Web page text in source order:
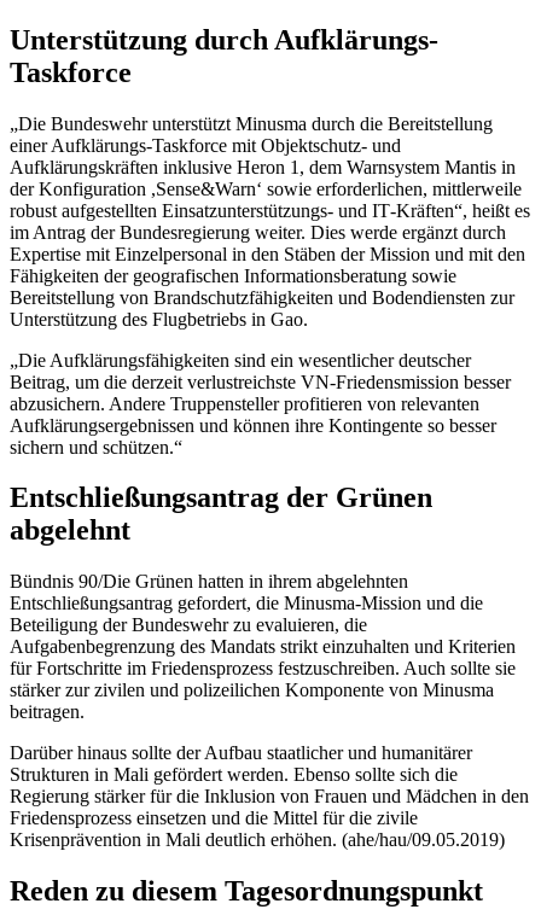
Unterstützung durch Aufklärungs-
Taskforce
„Die Bundeswehr unterstützt Minusma durch die Bereitstellung
einer Aufklärungs-Taskforce mit Objektschutz- und
Aufklärungskräften inklusive Heron 1, dem Warnsystem Mantis in
der Konfiguration ,Sense&Warn‘ sowie erforderlichen, mittlerweile
robust aufgestellten Einsatzunterstützungs- und IT-Kräften“, heißt es
im Antrag der Bundesregierung weiter. Dies werde ergänzt durch
Expertise mit Einzelpersonal in den Stäben der Mission und mit den
Fähigkeiten der geografischen Informationsberatung sowie
Bereitstellung von Brandschutzfähigkeiten und Bodendiensten zur
Unterstützung des Flugbetriebs in Gao.
„Die Aufklärungsfähigkeiten sind ein wesentlicher deutscher
Beitrag, um die derzeit verlustreichste VN-Friedensmission besser
abzusichern. Andere Truppensteller profitieren von relevanten
Aufklärungsergebnissen und können ihre Kontingente so besser
sichern und schützen.“
Entschließungsantrag der Grünen
abgelehnt
Bündnis 90/Die Grünen hatten in ihrem abgelehnten
Entschließungsantrag gefordert, die Minusma-Mission und die
Beteiligung der Bundeswehr zu evaluieren, die
Aufgabenbegrenzung des Mandats strikt einzuhalten und Kriterien
für Fortschritte im Friedensprozess festzuschreiben. Auch sollte sie
stärker zur zivilen und polizeilichen Komponente von Minusma
beitragen.
Darüber hinaus sollte der Aufbau staatlicher und humanitärer
Strukturen in Mali gefördert werden. Ebenso sollte sich die
Regierung stärker für die Inklusion von Frauen und Mädchen in den
Friedensprozess einsetzen und die Mittel für die zivile
Krisenprävention in Mali deutlich erhöhen. (ahe/hau/09.05.2019)
Reden zu diesem Tagesordnungspunkt